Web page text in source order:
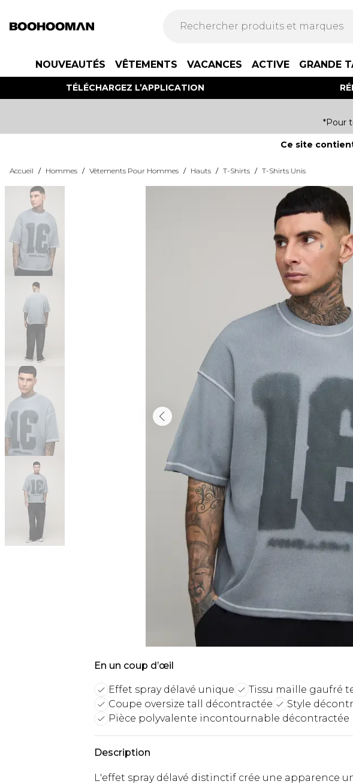
NOUVEAUTÉS VÊTEMENTS VACANCES ACTIVE GRANDE
TÉLÉCHARGEZ L’APPLICATION
*Pour
Ce site
Accueil / Hommes / Vêtements Pour Hommes / Hauts / T-Shirts / T-Shirts Unis
En un coup d’œil
Effet spray délavé unique
Tissu maille gaufré
Coupe oversize tall décontractée
Style
Pièce polyvalente incontournable décontractée
Description
L'effet spray délavé distinctif crée une apparence